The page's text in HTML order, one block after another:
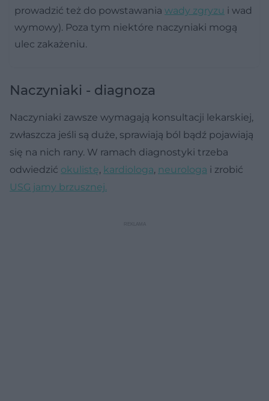
prowadzić też do powstawania wady zgryzu i wad
wymowy). Poza tym niektóre naczyniaki mogą
ulec zakażeniu.
Naczyniaki - diagnoza
Naczyniaki zawsze wymagają konsultacji lekarskiej,
zwłaszcza jeśli są duże, sprawiają ból bądź pojawiają
się na nich rany. W ramach diagnostyki trzeba
odwiedzić okulistę, kardiologa, neurologa i zrobić
USG jamy brzusznej.